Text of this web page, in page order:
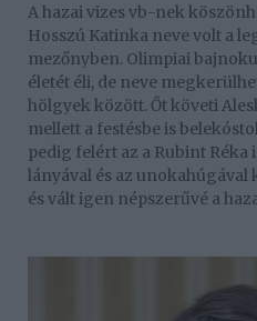
A hazai vizes vb-nek
Hosszú Katinka neve volt a
mezőnyben. Olimpiai
életét éli, de neve
hölgyek között. Őt követi
mellett a festésbe is
pedig felért az a Rubint
lányával és az
és vált igen népszerűvé a